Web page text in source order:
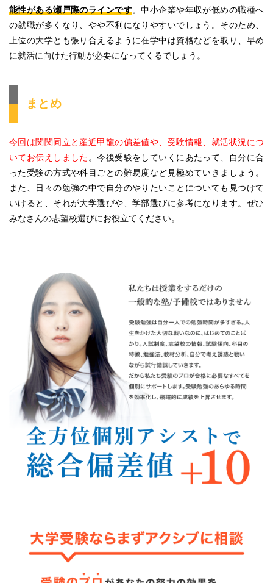
能性がある瀬戸際のラインです。中小企業や年収が低めの職種へ
の就職が多くなり、やや不利になりやすいでしょう。そのため、
上位の大学とも張り合えるように在学中は資格などを取り、早め
に就活に向けた行動が必要になってくるでしょう。
まとめ
今回は関関同立と産近甲龍の偏差値や、受験情報、就活状況につ
いてお伝えしました 。今後受験をしていくにあたって、自分に合
った受験の方式や科目ごとの難易度など見極めていきましょう。
また、日々の勉強の中で自分のやりたいことについても見つけて
いけると、それが大学選びや、学部選びに参考になります。ぜひ
みなさんの志望校選びにお役立てください。